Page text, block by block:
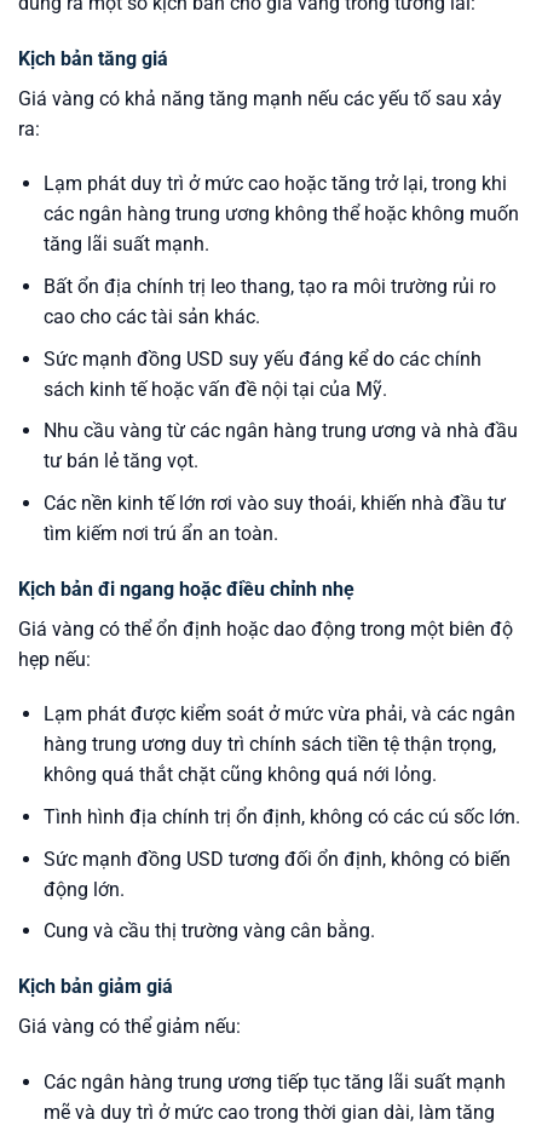
Kịch bản tăng giá
Giá vàng có khả năng tăng mạnh nếu các yếu tố sau xảy
ra:
Lạm phát duy trì ở mức cao hoặc tăng trở lại, trong khi
các ngân hàng trung ương không thể hoặc không muốn
tăng lãi suất mạnh.
Bất ổn địa chính trị leo thang, tạo ra môi trường rủi ro
cao cho các tài sản khác.
Sức mạnh đồng USD suy yếu đáng kể do các chính
sách kinh tế hoặc vấn đề nội tại của Mỹ.
Nhu cầu vàng từ các ngân hàng trung ương và nhà đầu
tư bán lẻ tăng vọt.
Các nền kinh tế lớn rơi vào suy thoái, khiến nhà đầu tư
tìm kiếm nơi trú ẩn an toàn.
Kịch bản đi ngang hoặc điều chỉnh nhẹ
Giá vàng có thể ổn định hoặc dao động trong một biên độ
hẹp nếu:
Lạm phát được kiểm soát ở mức vừa phải, và các ngân
hàng trung ương duy trì chính sách tiền tệ thận trọng,
không quá thắt chặt cũng không quá nới lỏng.
Tình hình địa chính trị ổn định, không có các cú sốc lớn.
Sức mạnh đồng USD tương đối ổn định, không có biến
động lớn.
Cung và cầu thị trường vàng cân bằng.
Kịch bản giảm giá
Giá vàng có thể giảm nếu:
Các ngân hàng trung ương tiếp tục tăng lãi suất mạnh
mẽ và duy trì ở mức cao trong thời gian dài, làm tăng